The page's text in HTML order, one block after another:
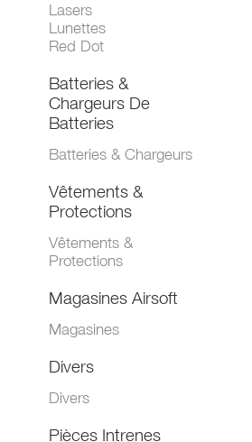
Lasers
Lunettes
Red Dot
Batteries &
Chargeurs De
Batteries
Batteries & Chargeurs
Vêtements &
Protections
Vêtements &
Protections
Magasines Airsoft
Magasines
Divers
Divers
Pièces Intrenes